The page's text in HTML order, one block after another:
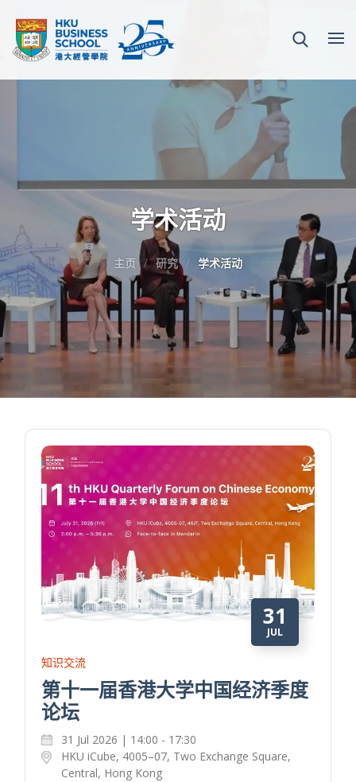
学术活动
主页 研究 学术活动
31
JUL
知识交流
第十一届香港大学中国经济季度
论坛
31 Jul 2026 | 14:00 - 17:30
HKU iCube, 4005–07, Two Exchange Square,
Central, Hong Kong